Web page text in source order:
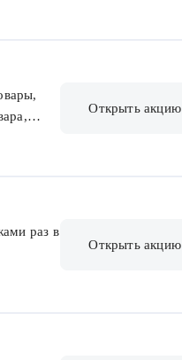
Открыть акцию
раз в
Открыть акцию